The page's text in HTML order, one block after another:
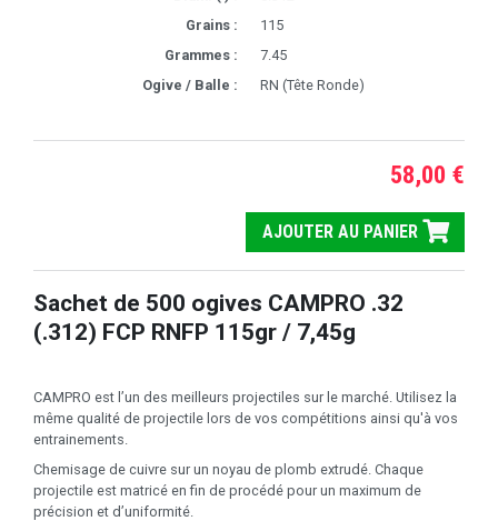
Grains :
115
Grammes :
7.45
Ogive / Balle :
RN (Tête Ronde)
58,00 €
AJOUTER AU PANIER
Sachet de 500 ogives CAMPRO .32
(.312) FCP RNFP 115gr / 7,45g
CAMPRO est l’un des meilleurs projectiles sur le marché. Utilisez la
même qualité de projectile lors de vos compétitions ainsi qu'à vos
entrainements.
Chemisage de cuivre sur un noyau de plomb extrudé. Chaque
projectile est matricé en fin de procédé pour un maximum de
précision et d’uniformité.